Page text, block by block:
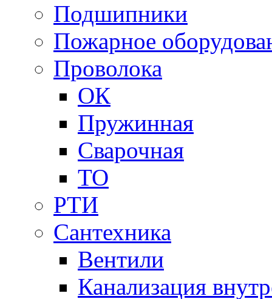
Подшипники
Пожарное
Проволока
ОК
Пружинная
Сварочная
ТО
РТИ
Сантехника
Вентили
Канализация